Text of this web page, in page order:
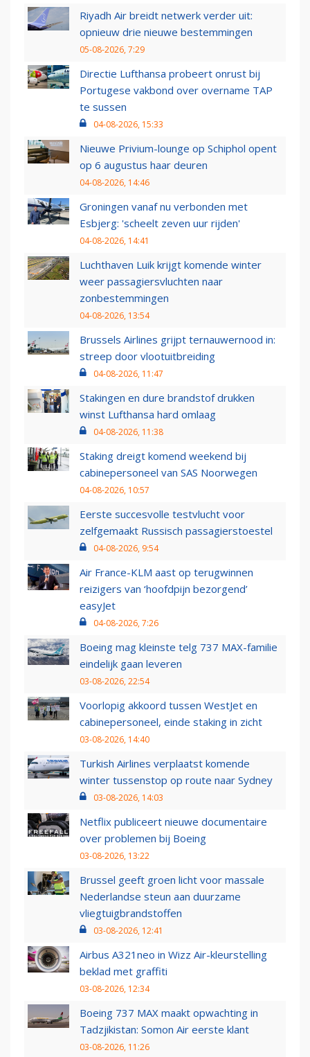
Riyadh Air breidt netwerk verder uit:
opnieuw drie nieuwe bestemmingen
05-08-2026, 7:29
Directie Lufthansa probeert onrust bij
Portugese vakbond over overname TAP
te sussen
04-08-2026, 15:33
Nieuwe Privium-lounge op Schiphol opent
op 6 augustus haar deuren
04-08-2026, 14:46
Groningen vanaf nu verbonden met
Esbjerg: 'scheelt zeven uur rijden'
04-08-2026, 14:41
Luchthaven Luik krijgt komende winter
weer passagiersvluchten naar
zonbestemmingen
04-08-2026, 13:54
Brussels Airlines grijpt ternauwernood in:
streep door vlootuitbreiding
04-08-2026, 11:47
Stakingen en dure brandstof drukken
winst Lufthansa hard omlaag
04-08-2026, 11:38
Staking dreigt komend weekend bij
cabinepersoneel van SAS Noorwegen
04-08-2026, 10:57
Eerste succesvolle testvlucht voor
zelfgemaakt Russisch passagierstoestel
04-08-2026, 9:54
Air France-KLM aast op terugwinnen
reizigers van ‘hoofdpijn bezorgend’
easyJet
04-08-2026, 7:26
Boeing mag kleinste telg 737 MAX-familie
eindelijk gaan leveren
03-08-2026, 22:54
Voorlopig akkoord tussen WestJet en
cabinepersoneel, einde staking in zicht
03-08-2026, 14:40
Turkish Airlines verplaatst komende
winter tussenstop op route naar Sydney
03-08-2026, 14:03
Netflix publiceert nieuwe documentaire
over problemen bij Boeing
03-08-2026, 13:22
Brussel geeft groen licht voor massale
Nederlandse steun aan duurzame
vliegtuigbrandstoffen
03-08-2026, 12:41
Airbus A321neo in Wizz Air-kleurstelling
beklad met graffiti
03-08-2026, 12:34
Boeing 737 MAX maakt opwachting in
Tadzjikistan: Somon Air eerste klant
03-08-2026, 11:26